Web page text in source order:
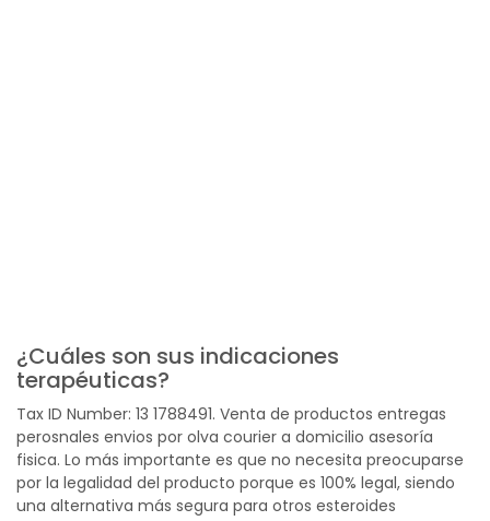
¿Cuáles son sus indicaciones
terapéuticas?
Tax ID Number: 13 1788491. Venta de productos entregas
perosnales envios por olva courier a domicilio asesoría
fisica. Lo más importante es que no necesita preocuparse
por la legalidad del producto porque es 100% legal, siendo
una alternativa más segura para otros esteroides